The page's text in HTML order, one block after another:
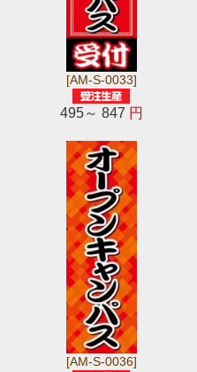
[AM-S-0033]
495～ 847 円
[AM-S-0036]